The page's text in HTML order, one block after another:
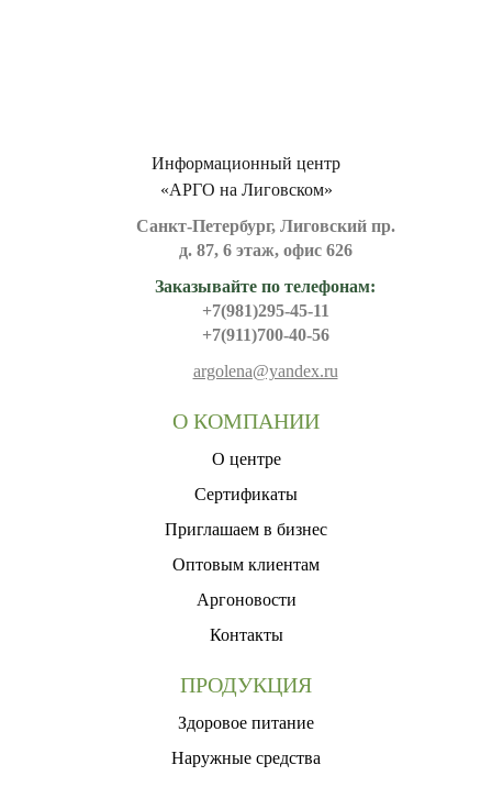
Информационный центр
«АРГО на Лиговском»
Санкт-Петербург, Лиговский пр.
д. 87, 6 этаж, офис 626
Заказывайте по телефонам:
+7(981)295-45-11
+7(911)700-40-56
argolena@yandex.ru
О КОМПАНИИ
О центре
Сертификаты
Приглашаем в бизнес
Оптовым клиентам
Аргоновости
Контакты
ПРОДУКЦИЯ
Здоровое питание
Наружные средства